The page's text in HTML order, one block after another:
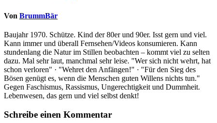
Von BrummBär
Baujahr 1970. Schütze. Kind der 80er und 90er. Isst gern und viel.
Kann immer und überall Fernsehen/Videos konsumieren. Kann
stundenlang die Natur im Stillen beobachten – kommt viel zu selten
dazu. Mal sehr laut, manchmal sehr leise. "Wer sich nicht wehrt, hat
schon verloren" · "Wehret den Anfängen!" · "Für den Sieg des
Bösen genügt es, wenn die Menschen guten Willens nichts tun."
Gegen Faschismus, Rassismus, Ungerechtigkeit und Dummheit.
Lebenwesen, das gern und viel selbst denkt!
Schreibe einen Kommentar